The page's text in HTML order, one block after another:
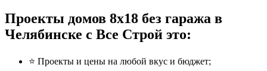
Проекты домов 8x18 без гаража в
Челябинске с Все Строй это:
⭐️ Проекты и цены на любой вкус и бюджет;